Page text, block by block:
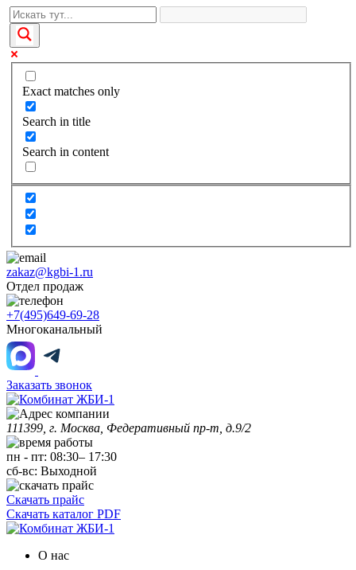
Exact matches only
Search in title
Search in content
zakaz@kgbi-1.ru
Отдел продаж
+7(495)649-69-28
Многоканальный
Заказать звонок
111399, г. Москва, Федеративный пр-т, д.9/2
пн - пт: 08:30– 17:30
сб-вс: Выходной
Скачать прайс
Скачать каталог PDF
О нас